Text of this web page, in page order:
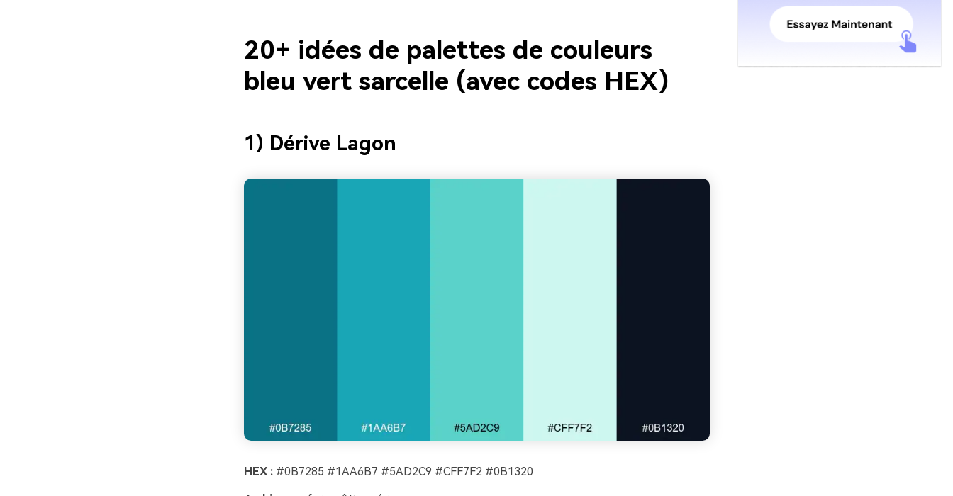
20+ idées de palettes de couleurs
bleu vert sarcelle (avec codes HEX)
1) Dérive Lagon
HEX :#0B7285 #1AA6B7 #5AD2C9 #CFF7F2 #0B1320